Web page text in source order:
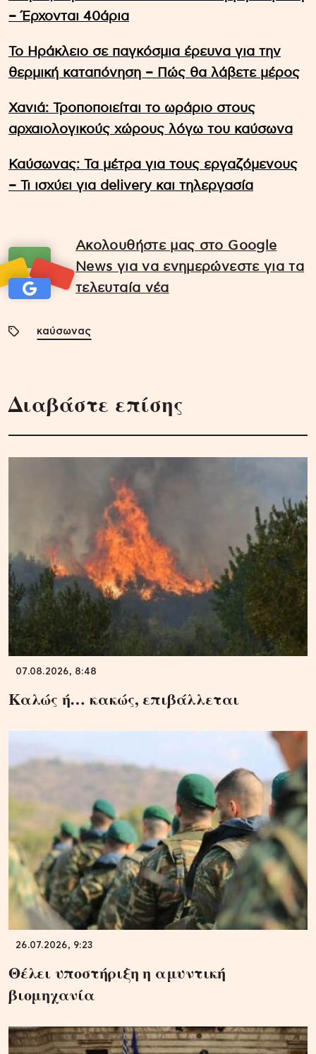
– Έρχονται 40άρια
Το Ηράκλειο σε παγκόσμια έρευνα για την
θερμική καταπόνηση – Πώς θα λάβετε μέρος
Χανιά: Τροποποιείται το ωράριο στους
αρχαιολογικούς χώρους λόγω του καύσωνα
Καύσωνας: Τα μέτρα για τους εργαζόμενους
– Τι ισχύει για delivery και τηλεργασία
Ακολουθήστε μας στο Google
News για να ενημερώνεστε για τα
τελευταία νέα
καύσωνας
Διαβάστε επίσης
07.08.2026, 8:48
Καλώς ή… κακώς, επιβάλλεται
26.07.2026, 9:23
Θέλει υποστήριξη η αμυντική
βιομηχανία